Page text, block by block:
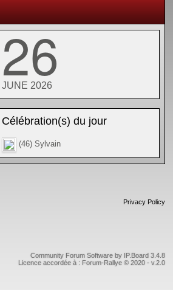
26
JUNE 2026
Célébration(s) du jour
(46) Sylvain
Privacy Policy
Community Forum Software by IP.Board 3.4.8
Licence accordée à : Forum-Rallye © 2020 - v.2.0